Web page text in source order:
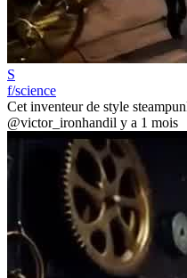
S
f/science
Cet inventeur de style
@victor_ironhandil y a 1 mois